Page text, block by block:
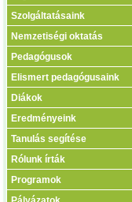
Szolgáltatásaink
Nemzetiségi oktatás
Pedagógusok
Elismert pedagógusaink
Diákok
Eredményeink
Tanulás segítése
Rólunk írták
Programok